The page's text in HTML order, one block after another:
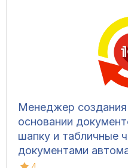
Менеджер
основании
шапку и табличные
документами